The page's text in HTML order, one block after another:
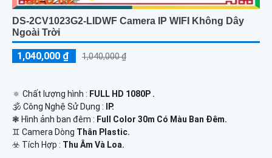
DS-2CV1023G2-LIDWF Camera IP WIFI Không Dây
Ngoài Trời
1,040,000 ₫ 1,040,000 ₫
🔅 Chất lượng hình : FULL HD 1080P .
🕉️ Công Nghệ Sử Dụng :
IP.
❃ Hình ảnh ban đêm : Full Color 30m Có Màu Ban Ðêm.
♊ Camera Dòng Thân Plastic.
️☣️ Tích Hợp : Thu Âm Và Loa.